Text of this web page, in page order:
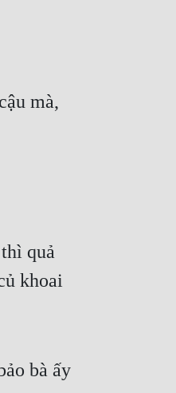
mà,
quả
khoai
bà ấy